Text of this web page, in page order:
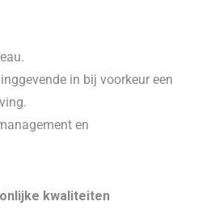
in bij voorkeur een
en
kwaliteiten